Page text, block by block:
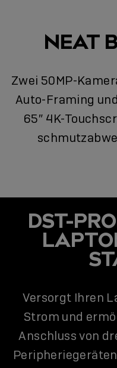
NEAT
Zwei 50MP-
Auto-Framing
65″ 4K-
DST-
Versorgt Ihren
Strom und
Anschluss von